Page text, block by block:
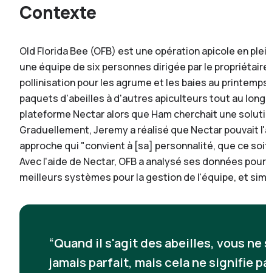
Contexte
Old Florida Bee (OFB) est une opération apicole en
une équipe de six personnes dirigée par le
pollinisation pour les agrume et les baies au
paquets d'abeilles à d'autres apiculteurs tout au long
plateforme Nectar alors que Ham cherchait une
Graduellement, Jeremy a réalisé que Nectar
approche qui "convient à [sa] personnalité, que ce
Avec l'aide de Nectar, OFB a analysé ses données
meilleurs systèmes pour la gestion de l'équipe, et
Quand il s'agit des abeilles, vous ne
jamais parfait, mais cela ne signifie